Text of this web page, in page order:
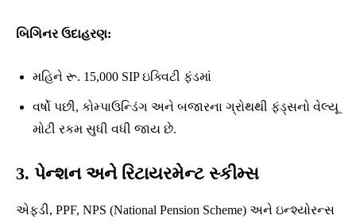
બિગિનર ઉદાહરણ:
મહિને રૂ. 15,000 SIP ઇક્વિટી ફંડમાં
વર્ષો પછી, કોમ્પાઉન્ડિંગ અને બજારના ગ્રોથથી ફંડ્સનો વેલ્યૂ
મોટી રકમ સુધી વધી જાય છે.
3. પેન્શન અને રિટાયરમેન્ટ સ્કીમ્સ
એફડી, PPF, NPS (National Pension Scheme) અને ઇન્શ્યોરન્સ